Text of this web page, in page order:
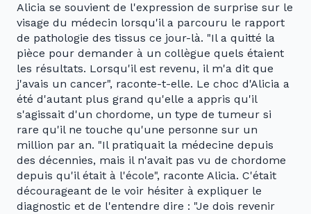
Alicia se souvient de l'expression de surprise sur le
visage du médecin lorsqu'il a parcouru le rapport
de pathologie des tissus ce jour-là. "Il a quitté la
pièce pour demander à un collègue quels étaient
les résultats. Lorsqu'il est revenu, il m'a dit que
j'avais un cancer", raconte-t-elle. Le choc d'Alicia a
été d'autant plus grand qu'elle a appris qu'il
s'agissait d'un chordome, un type de tumeur si
rare qu'il ne touche qu'une personne sur un
million par an. "Il pratiquait la médecine depuis
des décennies, mais il n'avait pas vu de chordome
depuis qu'il était à l'école", raconte Alicia. C'était
décourageant de le voir hésiter à expliquer le
diagnostic et de l'entendre dire : "Je dois revenir